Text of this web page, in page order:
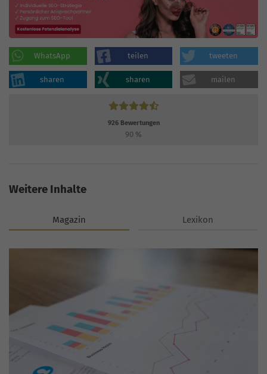
WhatsApp teilen tweeten
sharen sharen mailen
926Bewertungen
90 %
Weitere Inhalte
Magazin Lexikon